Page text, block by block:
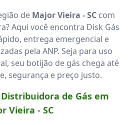
de Major Vieira - SCcom
Aqui você encontra Disk Gás
entrega emergencial e
pela ANP. Seja para uso
seu botijão de gás chega até
segurança e preço justo.
de Gás em
Vieira - SC